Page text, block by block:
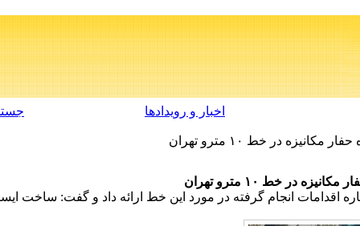
اخبار و رویدادها
در خط ۱۰ مترو تهران
در خط ۱۰ مترو تهران
اقدامات انجام گرفته در مورد این خط ارائه داد و گفت: ساخت